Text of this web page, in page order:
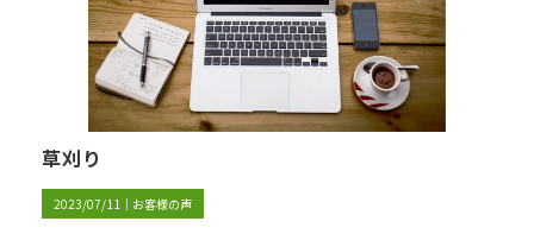
草刈り
2023/07/11｜ お客様の声